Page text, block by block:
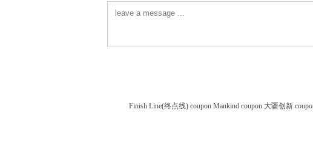
Finish Line(终点线) coupon Mankind coupon 大疆创新